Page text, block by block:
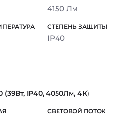
4150 Лм
IP40
(39Вт, IP40, 4050Лм, 4К)